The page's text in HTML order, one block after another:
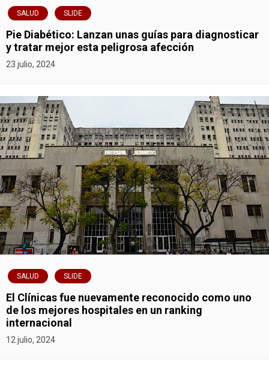
SALUD SLIDE
Pie Diabético: Lanzan unas guías para diagnosticar
y tratar mejor esta peligrosa afección
23 julio, 2024
SALUD SLIDE
El Clínicas fue nuevamente reconocido como uno
de los mejores hospitales en un ranking
internacional
12 julio, 2024